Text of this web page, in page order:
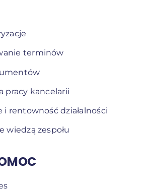
terminów
pracy kancelarii
i rentowność działalności
wiedzą zespołu